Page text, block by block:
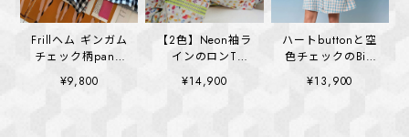
Frillヘム ギンガム
チェック柄pants
(kai1352)
¥9,800
【2色】Neon袖ラ
インのロンT
(kai1355)
¥14,900
ハートbuttonと空
色チェックのBig
collar ワンピース
(kai1328)
¥13,900